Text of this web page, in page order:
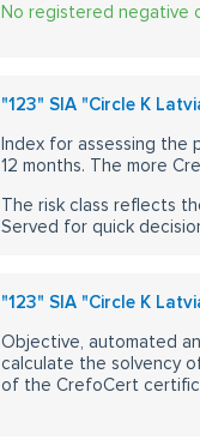
No registered negative
"123" SIA "Circle K
Index for assessing the
12 months. The more
The risk class reflects
Served for quick
"123" SIA "Circle K
Objective, automated
calculate the solvency
of the CrefoCert